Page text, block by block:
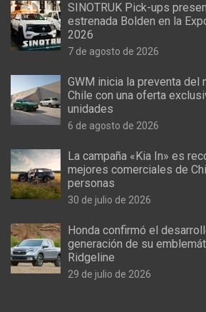
SINOTRUK Pick-ups
estrenada Bolden en la
2026
7 de agosto de 2026
GWM inicia la preventa del
Chile con una oferta
unidades
6 de agosto de 2026
La campaña «Kia In» es
mejores comerciales de
personas
30 de julio de 2026
Honda confirmó el
generación de su
Ridgeline
29 de julio de 2026